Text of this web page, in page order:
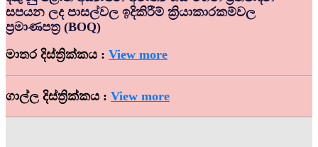
සපයන ලද පාසල්වල ඉදිකිරීම් ක්‍රියාකාරකම්වල
ප්‍රමාණපත්‍ර (BOQ)
මාතර දිස්ත්‍රික්කය : View more
ගාල්ල දිස්ත්‍රික්කය : View more